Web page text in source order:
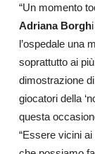
“Un momento
Adriana Borgh
l’ospedale una
soprattutto ai
dimostrazione
giocatori della
questa
“Essere vicini